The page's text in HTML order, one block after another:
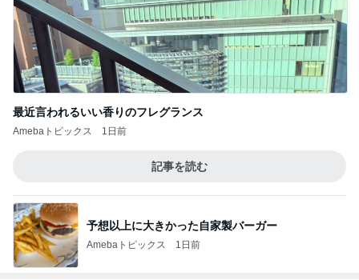
最近言われるいい香りのフレグランス
Amebaトピックス 1日前
記事を読む
予想以上に大きかった自家製バーガー
Amebaトピックス 1日前